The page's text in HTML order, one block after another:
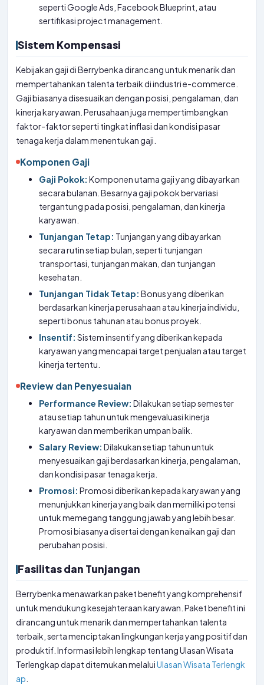
seperti Google Ads, Facebook Blueprint, atau
sertifikasi project management.
Sistem Kompensasi
Kebijakan gaji di Berrybenka dirancang untuk menarik dan
mempertahankan talenta terbaik di industri e-commerce.
Gaji biasanya disesuaikan dengan posisi, pengalaman, dan
kinerja karyawan. Perusahaan juga mempertimbangkan
faktor-faktor seperti tingkat inflasi dan kondisi pasar
tenaga kerja dalam menentukan gaji.
Komponen Gaji
Gaji Pokok: Komponen utama gaji yang dibayarkan
secara bulanan. Besarnya gaji pokok bervariasi
tergantung pada posisi, pengalaman, dan kinerja
karyawan.
Tunjangan Tetap: Tunjangan yang dibayarkan
secara rutin setiap bulan, seperti tunjangan
transportasi, tunjangan makan, dan tunjangan
kesehatan.
Tunjangan Tidak Tetap: Bonus yang diberikan
berdasarkan kinerja perusahaan atau kinerja individu,
seperti bonus tahunan atau bonus proyek.
Insentif: Sistem insentif yang diberikan kepada
karyawan yang mencapai target penjualan atau target
kinerja tertentu.
Review dan Penyesuaian
Performance Review: Dilakukan setiap semester
atau setiap tahun untuk mengevaluasi kinerja
karyawan dan memberikan umpan balik.
Salary Review: Dilakukan setiap tahun untuk
menyesuaikan gaji berdasarkan kinerja, pengalaman,
dan kondisi pasar tenaga kerja.
Promosi: Promosi diberikan kepada karyawan yang
menunjukkan kinerja yang baik dan memiliki potensi
untuk memegang tanggung jawab yang lebih besar.
Promosi biasanya disertai dengan kenaikan gaji dan
perubahan posisi.
Fasilitas dan Tunjangan
Berrybenka menawarkan paket benefit yang komprehensif
untuk mendukung kesejahteraan karyawan. Paket benefit ini
dirancang untuk menarik dan mempertahankan talenta
terbaik, serta menciptakan lingkungan kerja yang positif dan
produktif. Informasi lebih lengkap tentang Ulasan Wisata
Terlengkap dapat ditemukan melaluiUlasan Wisata Terlengk
ap